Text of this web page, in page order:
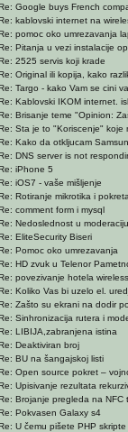
Google buys French
kablovski internet na
pomoc oko umrezavanja
Pitanja u vezi instalacije
2525 servis koji krade
Original ili kopija, kako
Targo - kako Vam se cini
Kablovski IKOM internet.
Brisanje teme "Opinion:
Sta je to "Koriscenje" koje
Kako da otkljucam
DNS server is not
iPhone 5
iOS7 - vaše mišljenje
Rotiranje mikrotika i
comment form i mysql
Nedoslednost u
EliteSecurity Biseri
Pomoc oko umrezavanja
HD zvuk u Telenor
povezivanje hotela
Koliko Vas bi uzelo el.
Zašto su ekrani na dodir
Sinhronizacija rutera i
LIBIJA,zabranjena istina
Deaktiviran broj
BU na šangajskoj listi
Open source pokret –
Upisivanje rezultata
Brojanje pregleda na NFC
Pokvasen Galaxy s4
U čemu pišete PHP skripte